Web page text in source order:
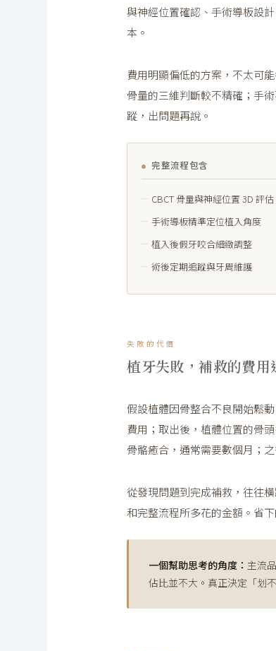
與神經位置確認、手術導板設
本。
費用明顯偏低的方案，不太可
骨量的三維判斷較不精確；手
蹤，出問題再說。
完整流程包含
CBCT 骨量與神經位置 3D 評估
手術導板精準定位植入角度
植入後假牙咬合細緻調整
術後定期追蹤與牙周維護
失敗的代價
植牙失敗，補救的費用
假設植體因骨整合不良開始鬆
費用；取出後，植體位置的骨
骨骼癒合，通常需要數個月；
從發現問題到完成補救，往往
和完整流程所多花的金額。省
一個幫助思考的角度： 主流
佔比並不大。真正決定「划